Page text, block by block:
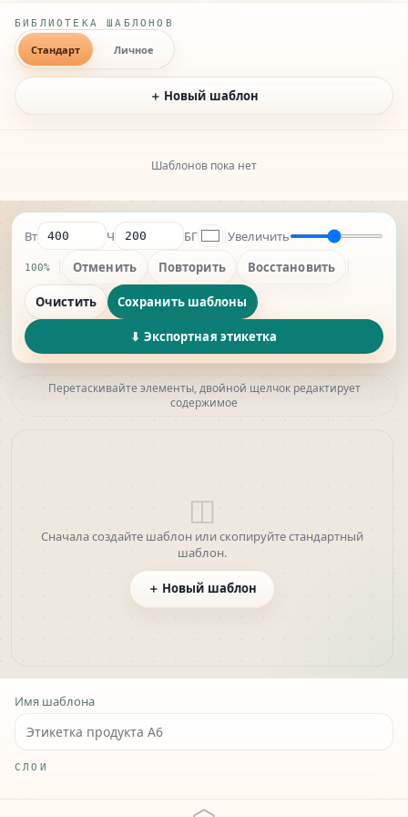
Template library and switching
БИБЛИОТЕКА ШАБЛОНОВ
Стандарт Личное
＋ Новый шаблон
Шаблонов пока нет
Label canvas and export
Вт Ч БГ Увеличить
100% Отменить Повторить Восстановить
Очистить Сохранить шаблоны
⬇ Экспортная этикетка
Перетаскивайте элементы, двойной щелчок редактирует
содержимое
◫
Сначала создайте шаблон или скопируйте стандартный
шаблон.
＋ Новый шаблон
Layers and property editing
Имя шаблона
СЛОИ